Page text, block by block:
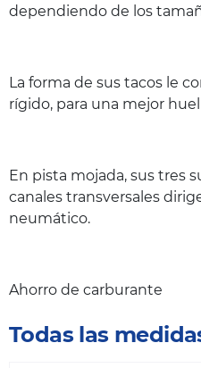
dependiendo de los
La forma de sus tacos le
rígido, para una mejor
En pista mojada, sus tres
canales transversales
neumático.
Ahorro de carburante
Todas las